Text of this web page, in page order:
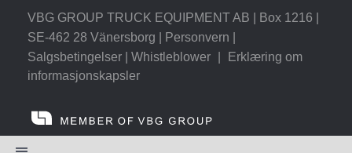
VBG GROUP TRUCK EQUIPMENT AB | Box 1216 |
SE-462 28 Vänersborg |
Personvern
Salgsbetingelser
Whistleblower
Erklæring om
informasjonskapsler